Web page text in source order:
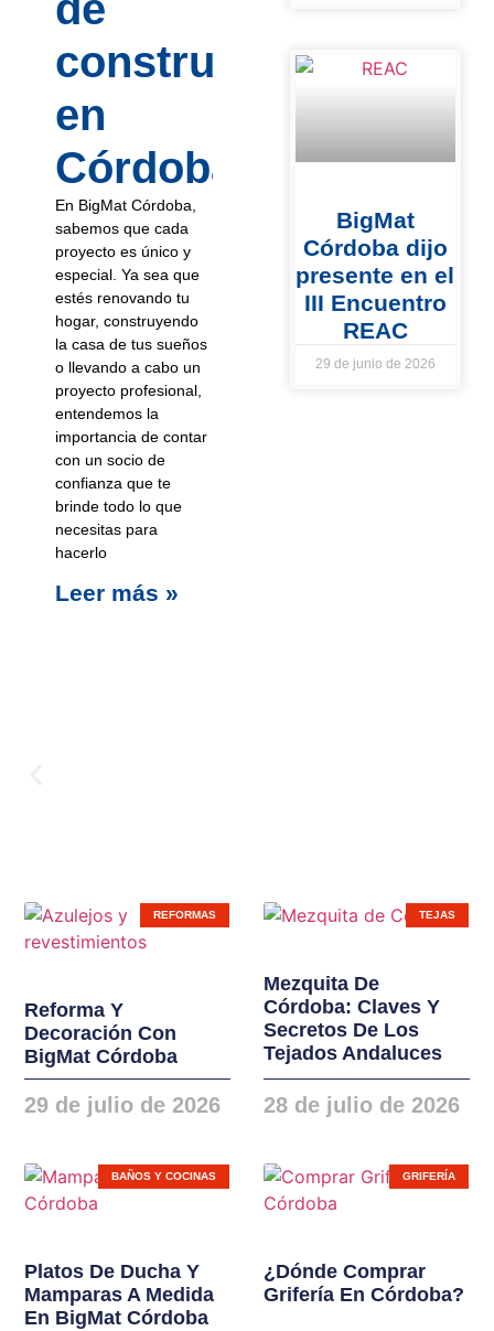
construcción
en
Córdoba?
En BigMat Córdoba,
sabemos que cada
proyecto es único y
especial. Ya sea que
estés renovando tu
hogar, construyendo
la casa de tus sueños
o llevando a cabo un
proyecto profesional,
entendemos la
importancia de contar
con un socio de
confianza que te
brinde todo lo que
necesitas para
hacerlo
Leer más »
BigMat
Córdoba dijo
presente en el
III Encuentro
REAC
29 de junio de 2026
Ampliamos líneas de
productos en nuestras
instalaciones. Nuevas
gamas de ventanas,
balconeras, cierres y
ALUMINIO
REFORMAS
Reforma Y
Decoración Con
BigMat Córdoba
29 de julio de 2026
TEJAS
Mezquita De
Córdoba: Claves Y
Secretos De Los
Tejados Andaluces
28 de julio de 2026
BAÑOS Y COCINAS
Platos De Ducha Y
Mamparas A Medida
En BigMat Córdoba
GRIFERÍA
¿Dónde Comprar
Grifería En Córdoba?